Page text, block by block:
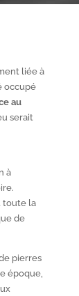
liée à
occupé
au
serait
à
toute la
de
pierres
époque,